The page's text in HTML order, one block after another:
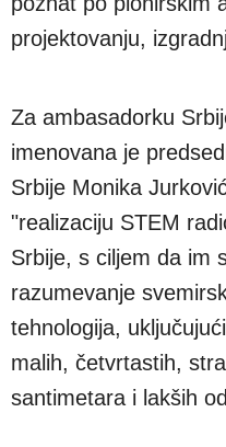
projektovanju,
Za ambasadorku
imenovana je
Srbije Monika
"realizaciju STEM
Srbije, s ciljem da im
razumevanje
tehnologija,
malih, četvrtastih,
santimetara i lakših